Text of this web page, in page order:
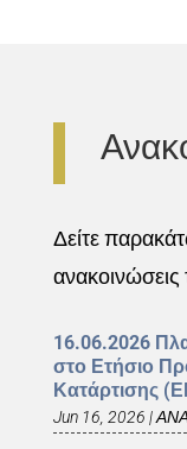
Δείτε
16.06.2026
στο Ετήσιο
Κατάρτισης
Jun 16, 2026 |